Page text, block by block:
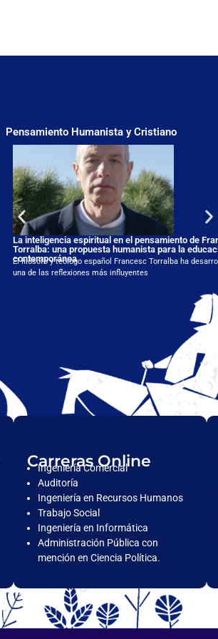
Pensamiento Humanista y Cristiano
La inteligencia espiritual en el pensamiento de
Torralba: una propuesta humanista para la
contemporánea
El filósofo y teólogo español Francesc Torralba ha
una de las reflexiones más influyentes
Carreras Online
Ingeniería Comercial
Auditoría
Ingeniería en Recursos Humanos
Trabajo Social
Ingeniería en Informática
Administración Pública con
mención en Ciencia Política.